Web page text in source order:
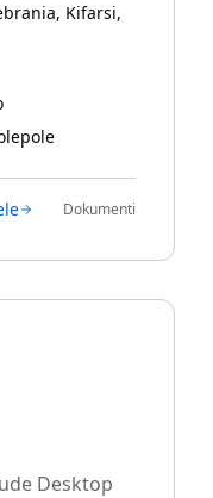
Kifarsi,
Dokumenti
Desktop